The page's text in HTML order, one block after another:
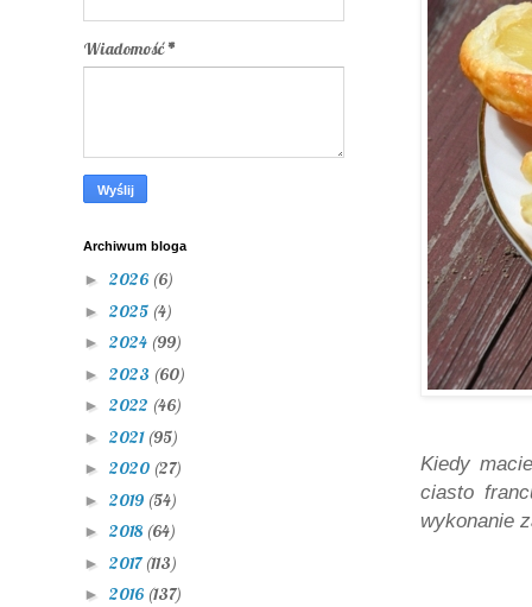
Kiedy
ciasto
wykonanie
Wiadomość*
Archiwum bloga
► 2026 (6)
► 2025 (4)
► 2024 (99)
► 2023 (60)
► 2022 (46)
► 2021 (95)
► 2020 (27)
► 2019 (54)
► 2018 (64)
► 2017(113)
► 2016 (137)